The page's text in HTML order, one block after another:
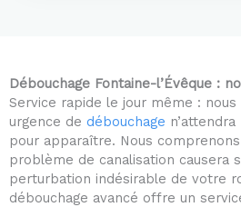
Débouchage Fontaine-l’Évêque :
Service rapide le jour même : nous
urgence de débouchage
pour apparaître. Nous comprenons
problème de canalisation causera
perturbation indésirable de votre
débouchage avancé offre un